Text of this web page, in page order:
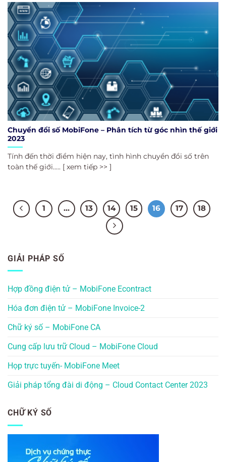
Chuyển đổi số MobiFone – Phân tích từ góc nhìn thế giới
2023
Tính đến thời điểm hiện nay, tình hình chuyển đổi số trên
toàn thế giới..... [ xem tiếp >> ]
1 … 13 14 15 16 17 18
GIẢI PHÁP SỐ
Hợp đồng điện tử – MobiFone Econtract
Hóa đơn điện tử – MobiFone Invoice-2
Chữ ký số – MobiFone CA
Cung cấp lưu trữ Cloud – MobiFone Cloud
Họp trực tuyến- MobiFone Meet
Giải pháp tổng đài di động – Cloud Contact Center 2023
CHỮ KÝ SỐ